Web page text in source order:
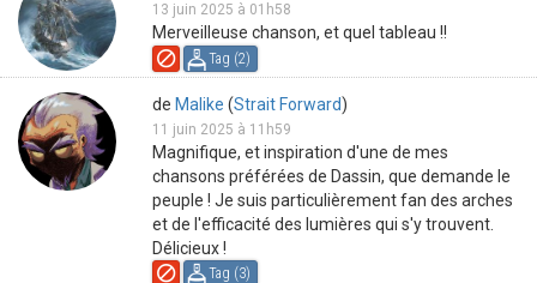
13 juin 2025 à 01h58
Merveilleuse chanson, et quel tableau !!
Tag (2)
de Malike (Strait Forward)
11 juin 2025 à 11h59
Magnifique, et inspiration d'une de mes
chansons préférées de Dassin, que demande le
peuple ! Je suis particulièrement fan des arches
et de l'efficacité des lumières qui s'y trouvent.
Délicieux !
Tag (3)